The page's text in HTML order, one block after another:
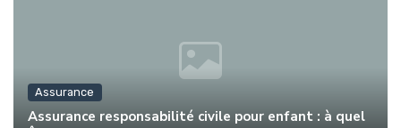
Assurance
Assurance responsabilité civile pour enfant : à quel